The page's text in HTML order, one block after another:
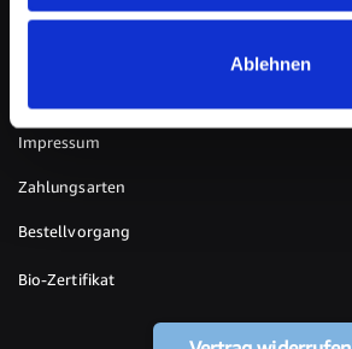
Ablehnen
Impressum
Zahlungsarten
Bestellvorgang
Bio-Zertifikat